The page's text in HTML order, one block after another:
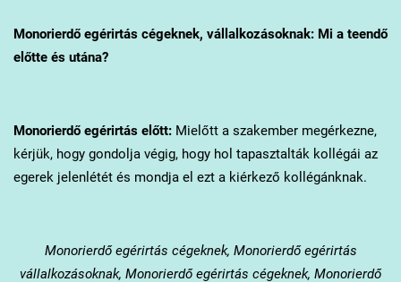
Monorierdőegérirtás cégeknek, vállalkozásoknak: Mi a teendő
előtte és utána?
Monorierdőegérirtás előtt:Mielőtt a szakember megérkezne,
kérjük, hogy gondolja végig, hogy hol tapasztalták kollégái az
egerek jelenlétét és mondja el ezt a kiérkező kollégánknak.
Monorierdőegérirtás cégeknek, Monorierdő egérirtás
vállalkozásoknak, Monorierdő egérirtás cégeknek, Monorierdő